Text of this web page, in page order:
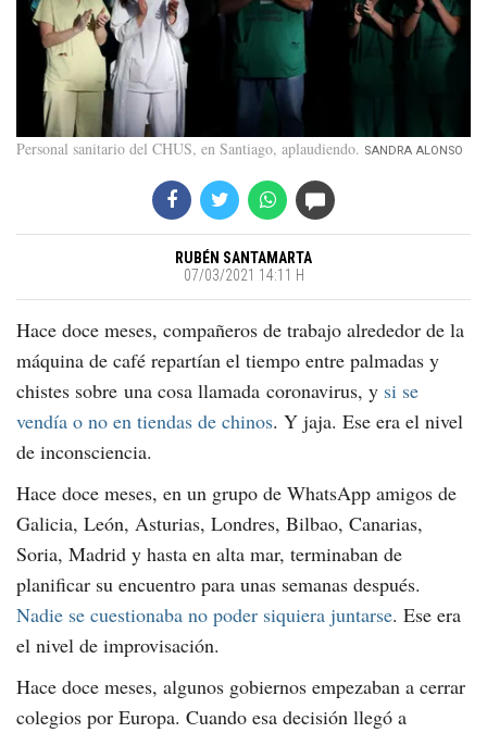
Personal sanitario del CHUS, en Santiago, aplaudiendo SANDRA ALONSO
RUBÉN SANTAMARTA
07/03/2021 14:11 H
Hace doce meses, compañeros de trabajo alrededor de la
máquina de café repartían el tiempo entre palmadas y
chistes sobre una cosa llamada coronavirus, y si se
vendía o no en tiendas de chinos. Y jaja. Ese era el nivel
de inconsciencia.
Hace doce meses, en un grupo de WhatsApp amigos de
Galicia, León, Asturias, Londres, Bilbao, Canarias,
Soria, Madrid y hasta en alta mar, terminaban de
planificar su encuentro para unas semanas después.
Nadie se cuestionaba no poder siquiera juntarse. Ese era
el nivel de improvisación.
Hace doce meses, algunos gobiernos empezaban a cerrar
colegios por Europa. Cuando esa decisión llegó a